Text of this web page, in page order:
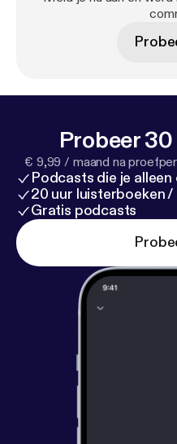
Probeer
€ 9,99 / maand na
Podcasts die je
20 uur luisterboeken /
Gratis podcasts